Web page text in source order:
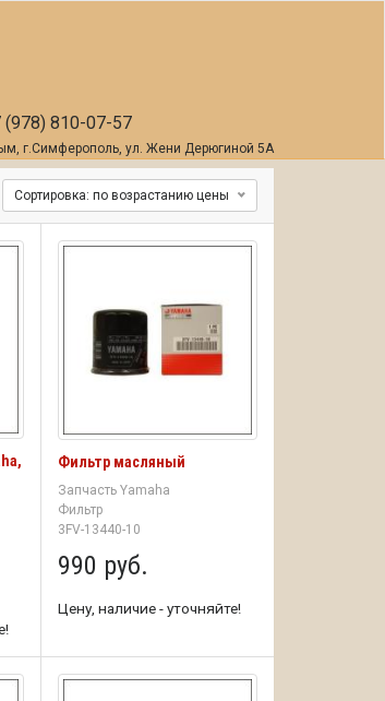
(978) 810-07-57
г.Симферополь, ул. Жени Дерюгиной 5А
Сортировка: по возрастанию цены
Фильтр масляный
Запчасть Yamaha
Фильтр
3FV-13440-10
990 руб.
Цену, наличие - уточняйте!